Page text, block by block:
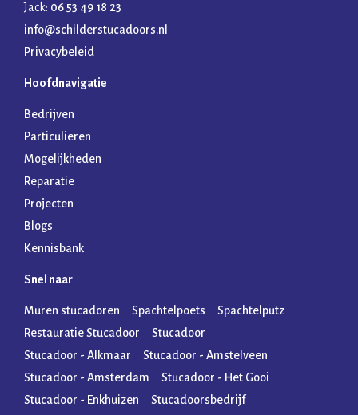
Jack: 06 53 49 18 23
info@schilderstucadoors.nl
Privacybeleid
Hoofdnavigatie
Bedrijven
Particulieren
Mogelijkheden
Reparatie
Projecten
Blogs
Kennisbank
Snel naar
Muren stucadoren Spachtelpoets
Spachtelputz
Restauratie Stucadoor
Stucadoor
Stucadoor - Alkmaar
Stucadoor - Amstelveen
Stucadoor - Amsterdam
Stucadoor - Het Gooi
Stucadoor - Enkhuizen
Stucadoorsbedrijf